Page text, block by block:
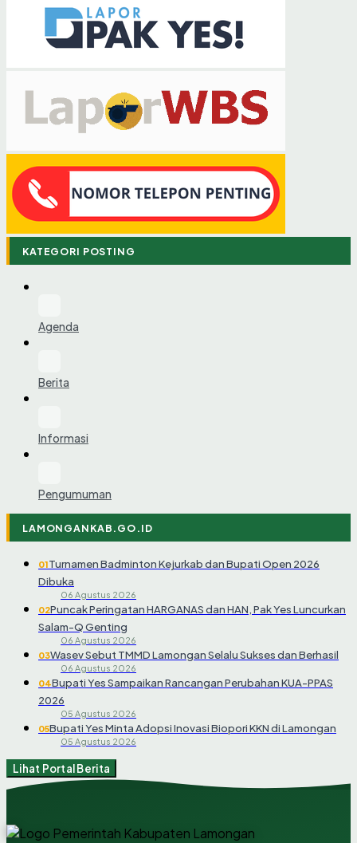
KATEGORI POSTING
Agenda
Berita
Informasi
Pengumuman
LAMONGANKAB.GO.ID
01Turnamen Badminton Kejurkab dan Bupati Open 2026
Dibuka
06 Agustus 2026
02Puncak Peringatan HARGANAS dan HAN, Pak Yes Luncurkan
Salam-Q Genting
06 Agustus 2026
03Wasev Sebut TMMD Lamongan Selalu Sukses dan Berhasil
06 Agustus 2026
04Bupati Yes Sampaikan Rancangan Perubahan KUA-PPAS
2026
05 Agustus 2026
05Bupati Yes Minta Adopsi Inovasi Biopori KKN di Lamongan
05 Agustus 2026
Lihat Portal Berita